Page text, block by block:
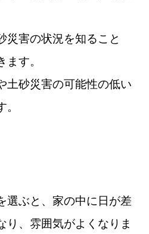
災害の状況を知ること
す。
土砂災害の可能性の低い
選ぶと、家の中に日が差
り、雰囲気がよくなりま